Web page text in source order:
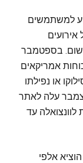
למשתמשים
בספטמבר
אמריקאים
או נפילתו
עלה לאתר
עד
הוציא אלפי